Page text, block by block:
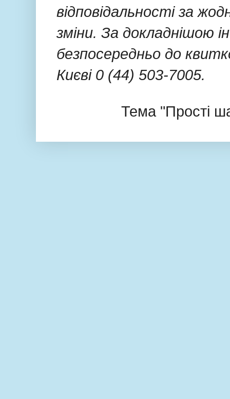
відповідальності за
зміни. За докладнішою
безпосередньо до
Києві 0 (44) 503-7005.
Тема "Прості